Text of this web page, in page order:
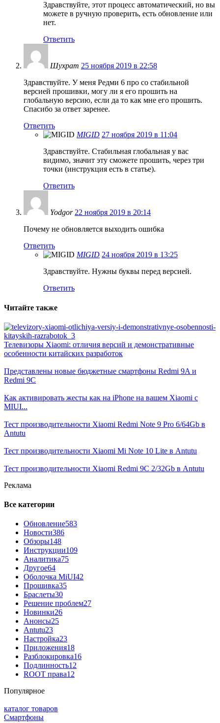
Здравствуйте, этот процесс автоматический, но вы
можете в ручную проверить, есть обновление или
нет.
Ответить
Шухрат 25 ноября 2019 в 22:58
Здравствуйте. У меня Редми 6 про со стабильной
версией прошивки, могу ли я его прошить на
глобальную версию, если да то как мне его прошить.
Спасибо за ответ заренее.
Ответить
MIGID 27 ноября 2019 в 11:04
Здравствуйте. Стабильная глобальная у вас
видимо, значит эту сможете прошить, через три
точки (инструкция есть в статье).
Ответить
Yodgor 22 ноября 2019 в 20:14
Почему не обновляется выходить ошибка
Ответить
MIGID 24 ноября 2019 в 13:25
Здравствуйте. Нужны буквы перед версией.
Ответить
Читайте также
Телевизоры Xiaomi: отличия версий и демонстративные
особенности китайских разработок
Представлены новые бюджетные смартфоны Redmi 9A и
Redmi 9C
Как активировать жесты как на iPhone на вашем Xiaomi с
MIUI...
Тест производительности Xiaomi Redmi Note 9 Pro 6/64Gb в
Antutu
Тест производительности Xiaomi Mi Note 10 Lite в Antutu
Тест производительности Xiaomi Redmi 9C 2/32Gb в Antutu
Реклама
Все категории
Обновление583
Новости386
Обзоры148
Инструкции109
Аналитика75
Другое64
Оболочка MiUI42
Прошивка35
Браслеты30
Решение проблем27
Новинки26
Анонсы25
Antutu23
Настройка23
Приложения18
Разблокировка16
Подлинность12
ROOT права12
Популярное
каталог товаров
Смартфоны